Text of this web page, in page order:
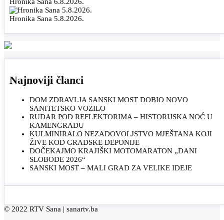
Hronika Sana 6.8.2026.
Hronika Sana 5.8.2026.
Najnoviji članci
DOM ZDRAVLJA SANSKI MOST DOBIO NOVO
SANITETSKO VOZILO
RUDAR POD REFLEKTORIMA – HISTORIJSKA NOĆ U
KAMENGRADU
KULMINIRALO NEZADOVOLJSTVO MJEŠTANA KOJI
ŽIVE KOD GRADSKE DEPONIJE
DOČEKAJMO KRAJIŠKI MOTOMARATON „DANI
SLOBODE 2026“
SANSKI MOST – MALI GRAD ZA VELIKE IDEJE
© 2022 RTV Sana | sanartv.ba